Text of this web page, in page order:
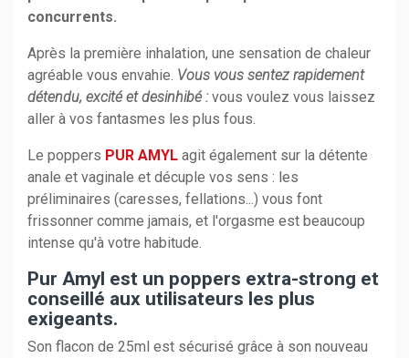
concurrents.
Après la première inhalation, une sensation de chaleur
agréable vous envahie. Vous vous sentez rapidement
détendu, excité et desinhibé :vous voulez vous laissez
aller à vos fantasmes les plus fous.
Le poppers PUR AMYL agit également sur la détente
anale et vaginale et décuple vos sens : les
préliminaires (caresses, fellations...) vous font
frissonner comme jamais, et l'orgasme est beaucoup
intense qu'à votre habitude.
Pur Amyl est un poppers extra-strong et
conseillé aux utilisateurs les plus
exigeants.
Son flacon de 25ml est sécurisé grâce à son nouveau